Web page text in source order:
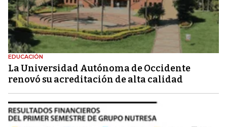
EDUCACIÓN
La Universidad Autónoma de Occidente
renovó su acreditación de alta calidad